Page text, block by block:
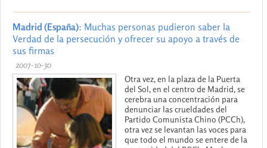
Madrid (España): Muchas personas pudieron saber la
Verdad de la persecución y ofrecer su apoyo a través de
sus firmas
2007-10-30
Otra vez, en la plaza de la Puerta
del Sol, en el centro de Madrid, se
cerebra una concentración para
denunciar las crueldades del
Partido Comunista Chino (PCCh),
otra vez se levantan las voces para
que todo el mundo se entere de la